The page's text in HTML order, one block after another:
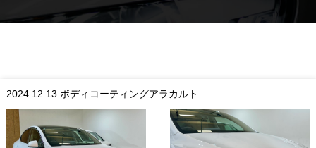
2024.12.13 ボディコーティングアラカルト